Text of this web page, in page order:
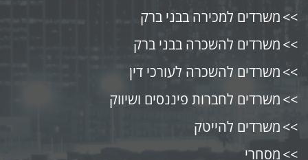
משרדים למכירה בבני ברק
משרדים להשכרה בבני ברק
משרדים להשכרה לעורכי דין
משרדים לחברות פיננסים ושיווק
משרדים להייטק
מסחרי